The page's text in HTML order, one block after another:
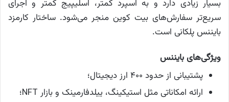
بسیار زیادی دارد و به اسپرد کمتر، اسلیپیج کمتر و اجرای
سریع‌تر سفارش‌های بیت کوین منجر می‌شود. ساختار کارمزد
بایننس پلکانی است.
ویژگی‌های بایننس
پشتیبانی از حدود ۴۰۰ ارز دیجیتال؛
ارائه امکاناتی مثل استیکینگ، ییلدفارمینک و بازار NFT؛